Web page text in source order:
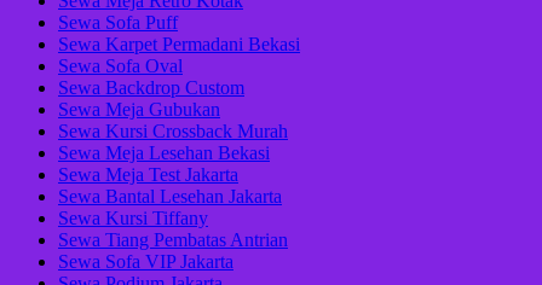
Sewa Sofa Puff
Sewa Karpet Permadani Bekasi
Sewa Sofa Oval
Sewa Backdrop Custom
Sewa Meja Gubukan
Sewa Kursi Crossback Murah
Sewa Meja Lesehan Bekasi
Sewa Meja Test Jakarta
Sewa Bantal Lesehan Jakarta
Sewa Kursi Tiffany
Sewa Tiang Pembatas Antrian
Sewa Sofa VIP Jakarta